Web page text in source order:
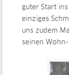
guter Start
einziges
uns zudem
seinen